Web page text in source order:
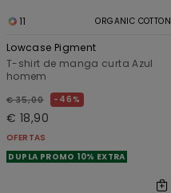
11 ORGANIC COTTON
Lowcase Pigment
T-shirt de manga curta Azul
homem
€ 35,00 46%
€ 18,90
OFERTAS
DUPLA PROMO 10% EXTRA